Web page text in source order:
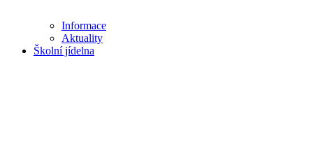
Informace
Aktuality
Školní jídelna